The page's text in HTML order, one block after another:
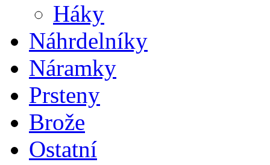
Háky
Náhrdelníky
Náramky
Prsteny
Brože
Ostatní